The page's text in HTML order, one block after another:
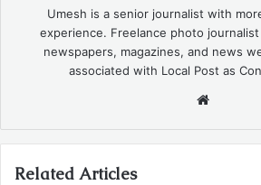
Umesh is a senior journalist with
experience. Freelance photo
newspapers, magazines, and news
associated with Local Post as
Related Articles